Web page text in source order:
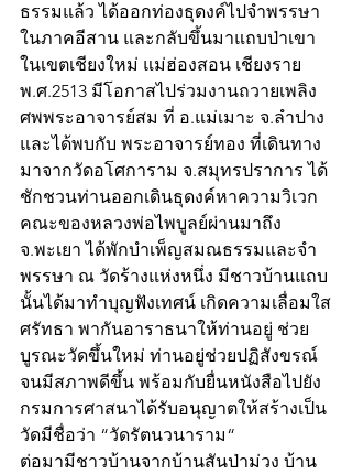
ธรรมแล้ว ได้ออกท่องธุดงค์ไปจำพรรษา
ในภาคอีสาน และกลับขึ้นมาแถบป่าเขา
ในเขตเชียงใหม่ แม่ฮ่องสอน เชียงราย
พ.ศ.2513 มีโอกาสไปร่วมงานถวายเพลิง
ศพพระอาจารย์สม ที่ อ.แม่เมาะ จ.ลำปาง
และได้พบกับ พระอาจารย์ทอง ที่เดินทาง
มาจากวัดอโศการาม จ.สมุทรปราการ ได้
ชักชวนท่านออกเดินธุดงค์หาความวิเวก
คณะของหลวงพ่อไพบูลย์ผ่านมาถึง
จ.พะเยา ได้พักบำเพ็ญสมณธรรมและจำ
พรรษา ณ วัดร้างแห่งหนึ่ง มีชาวบ้านแถบ
นั้นได้มาทำบุญฟังเทศน์ เกิดความเลื่อมใส
ศรัทธา พากันอาราธนาให้ท่านอยู่ ช่วย
บูรณะวัดขึ้นใหม่ ท่านอยู่ช่วยปฏิสังขรณ์
จนมีสภาพดีขึ้น พร้อมกับยื่นหนังสือไปยัง
กรมการศาสนาได้รับอนุญาตให้สร้างเป็น
วัดมีชื่อว่า “วัดรัตนวนาราม“
ต่อมามีชาวบ้านจากบ้านสันป่าม่วง บ้าน